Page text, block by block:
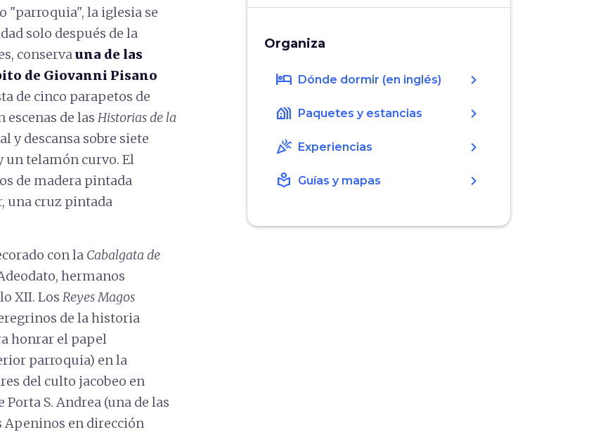
"parroquia", la iglesia se
solo después de la
conservauna de las
de Giovanni Pisano
de cinco parapetos de
de las Historias de la
y descansa sobre siete
un telamón curvo. El
de madera pintada
una cruz pintada
con la Cabalgata de
hermanos
XII. Los Reyes Magos
de la historia
honrar el papel
parroquia) en la
del culto jacobeo en
S. Andrea (una de las
Apeninos en dirección
Organiza
hotel Dónde dormir (en inglés) chevron_right
holiday_village Paquetes y estancias chevron_right
celebration Experiencias chevron_right
local_library Guías y mapas chevron_right